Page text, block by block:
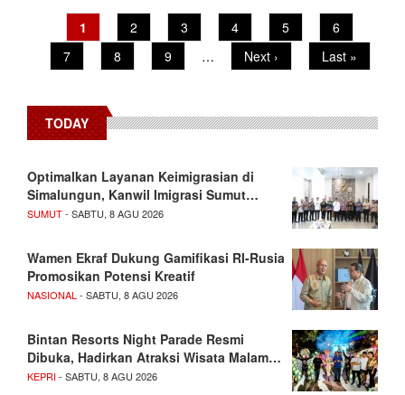
PaginationCurrent
page
1 Page
2 Page
3 Page
4 Page
5 Page
6
Page
7 Page
8 Page
9 …
Next
page
Next ›
Last
page
Last »
TODAY
Optimalkan Layanan Keimigrasian di
Simalungun, Kanwil Imigrasi Sumut…
SUMUT- SABTU, 8 AGU 2026
Wamen Ekraf Dukung Gamifikasi RI-Rusia
Promosikan Potensi Kreatif
NASIONAL - SABTU, 8 AGU 2026
Bintan Resorts Night Parade Resmi
Dibuka, Hadirkan Atraksi Wisata Malam…
KEPRI- SABTU, 8 AGU 2026